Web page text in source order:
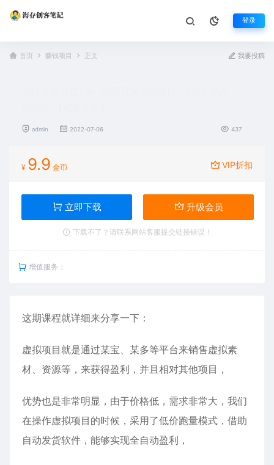
登录
首页 赚钱项目 正文 我要投稿
admin 2022-07-06 437
¥ 9.9 金币 VIP折扣
立即下载 升级会员
下载不了？请联系网站客服提交链接错误！
增值服务：
这期课程就详细来分享一下：
虚拟项目就是通过某宝、某多等平台来销售虚拟素
材、资源等，来获得盈利，并且相对其他项目，
优势也是非常明显，由于价格低，需求非常大，我们
在操作虚拟项目的时候，采用了低价跑量模式，借助
自动发货软件，能够实现全自动盈利，